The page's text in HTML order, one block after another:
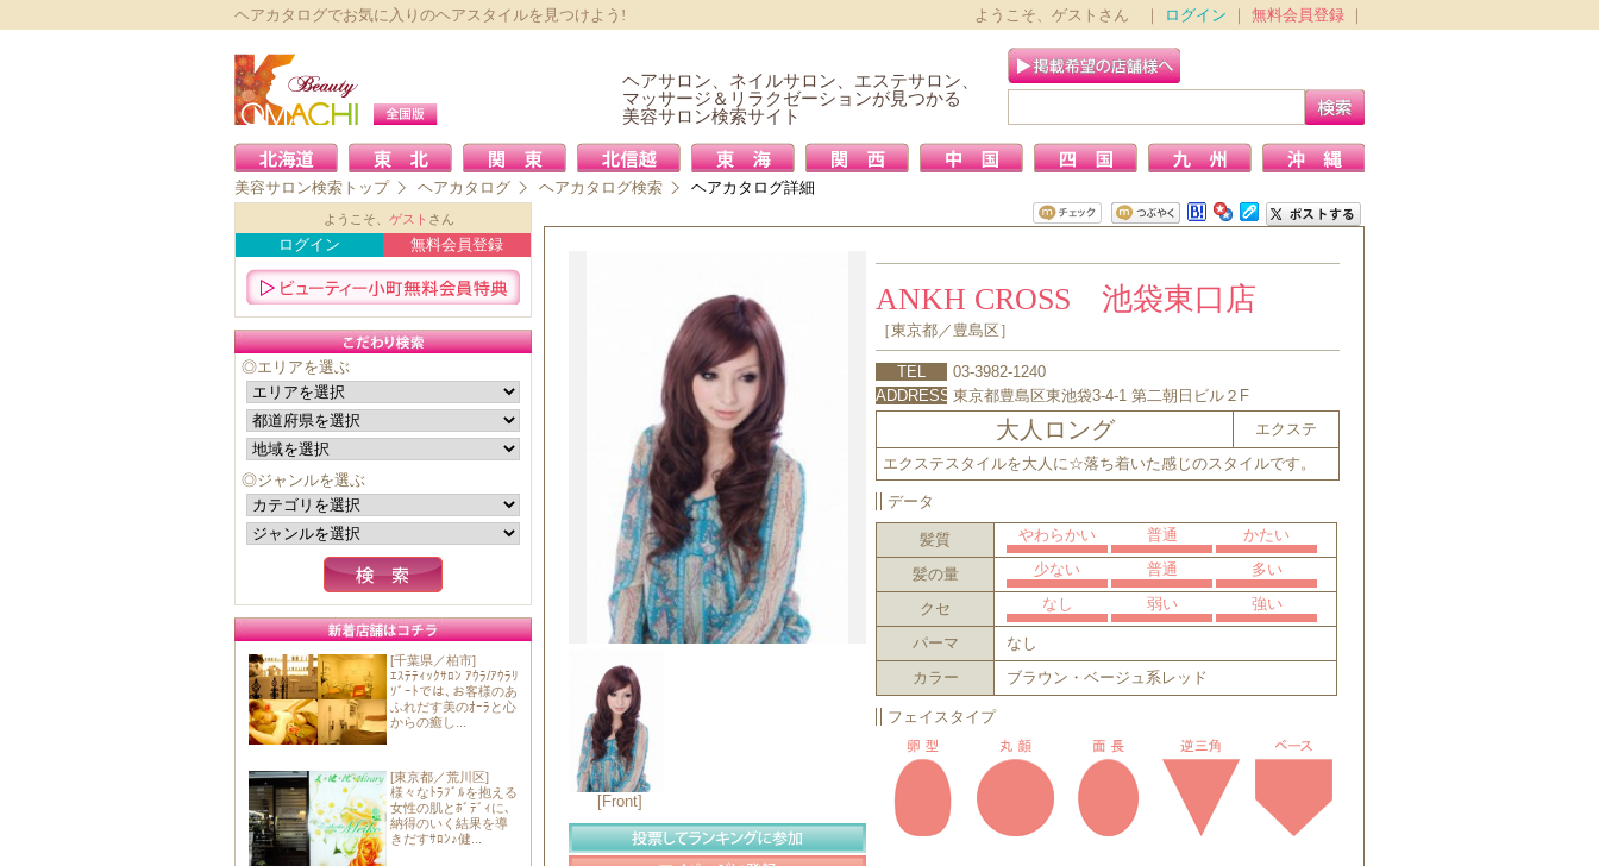
ヘアカタログでお気に入りのヘアスタイルを見つけよう! ようこそ、ゲストさん ｜ ログイン 無料会員登録
ヘアサロン、ネイルサロン、エステサロン、
マッサージ＆リラクゼーションが見つかる
美容サロン検索サイト
美容サロン検索トップ ヘアカタログ ヘアカタログ検索 ヘアカタログ詳細
ANKH CROSS 池袋東口店
［東京都／豊島区］
TEL
03-3982-1240
ADDRESS 東京都豊島区東池袋3-4-1 第二朝日ビル２F
大人ロング
エクステ
エクステスタイルを大人に☆落ち着いた感じのスタイルです。
データ
髪質 やわらかい 普通 かたい
髪の量 少ない 普通 多い
クセ なし 弱い 強い
パーマ
なし
カラー
ブラウン・ベージュ系レッド
フェイスタイプ
[Front]
ようこそ、 ゲスト さん
ログイン 無料会員登録
◎エリアを選ぶ
◎ジャンルを選ぶ
[千葉県／柏市]
ｴｽﾃﾃｨｯｸｻﾛﾝ ｱｳﾗ/ｱｳﾗﾘ
ｿﾞｰﾄでは､お客様のあ
ふれだす美のｵｰﾗと心
からの癒し...
[東京都／荒川区]
様々なﾄﾗﾌﾞﾙを抱える
女性の肌とﾎﾞﾃﾞｨに､
納得のいく結果を導
きだすｻﾛﾝ♪健...